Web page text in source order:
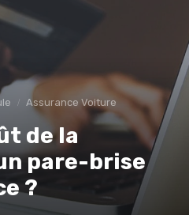
Assurance Voiture
de la
pare-brise
?